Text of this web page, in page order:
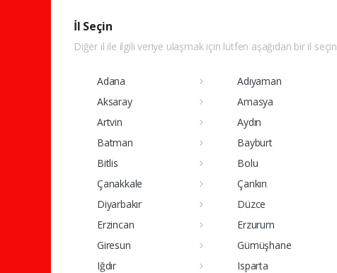
İl Seçin
Diğer il ile ilgili veriye ulaşmak için lütfen aşağıdan bir il seçin
Adana Adıyaman
Aksaray
Amasya
Artvin
Aydın
Batman
Bayburt
Bitlis
Bolu
Çanakkale
Çankırı
Diyarbakır
Düzce
Erzincan
Erzurum
Giresun
Gümüşhane
Iğdır
Isparta